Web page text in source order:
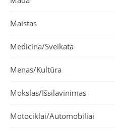
Maistas
Medicina/Sveikata
Menas/Kultūra
Mokslas/Išsilavinimas
Motociklai/Automobiliai